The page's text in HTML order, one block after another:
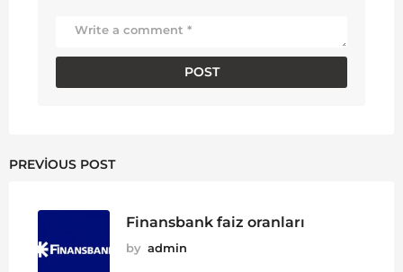
PREVIOUS POST
Finansbank faiz oranları
by admin